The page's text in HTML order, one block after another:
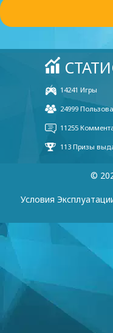
Player 16412
Hi guys
nice to meet
Yazeed (20
Very good
©
Условия